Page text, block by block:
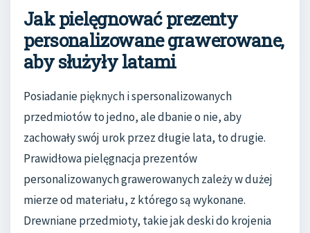
Jak pielęgnować prezenty
personalizowane grawerowane,
aby służyły latami
Posiadanie pięknych i spersonalizowanych
przedmiotów to jedno, ale dbanie o nie, aby
zachowały swój urok przez długie lata, to drugie.
Prawidłowa pielęgnacja prezentów
personalizowanych grawerowanych zależy w dużej
mierze od materiału, z którego są wykonane.
Drewniane przedmioty, takie jak deski do krojenia